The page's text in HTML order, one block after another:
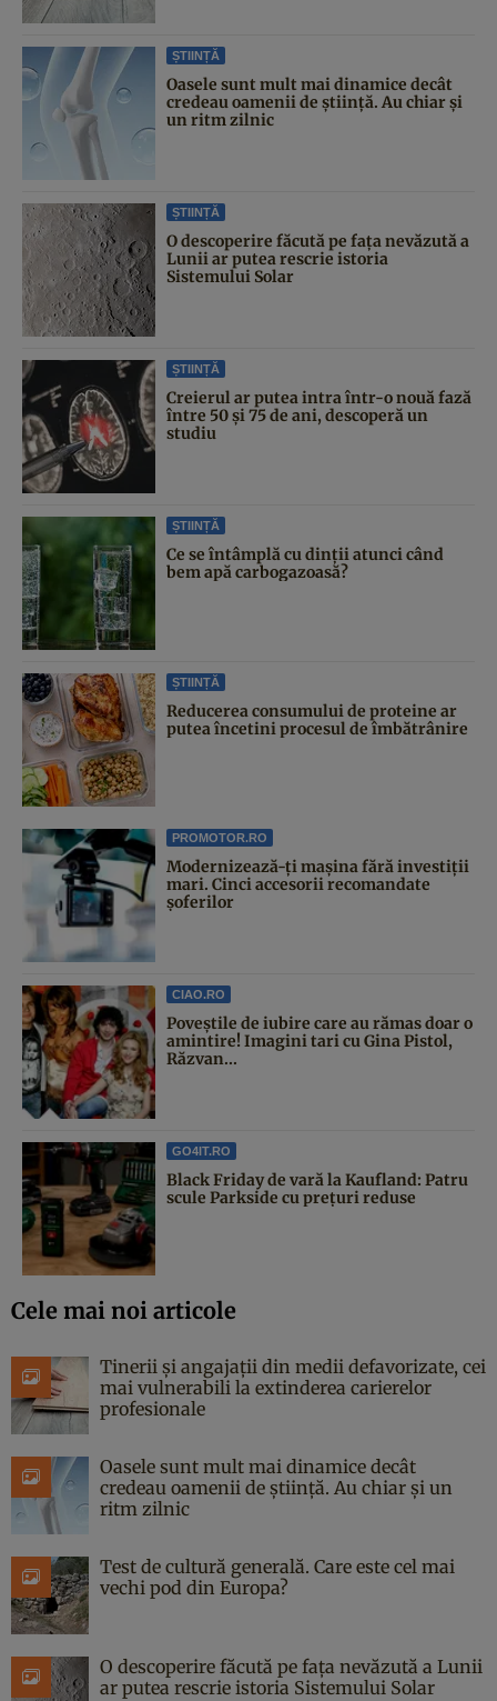
ȘTIINȚĂ
Oasele sunt mult mai dinamice decât
credeau oamenii de știință. Au chiar și
un ritm zilnic
ȘTIINȚĂ
O descoperire făcută pe fața nevăzută a
Lunii ar putea rescrie istoria
Sistemului Solar
ȘTIINȚĂ
Creierul ar putea intra într-o nouă fază
între 50 și 75 de ani, descoperă un
studiu
ȘTIINȚĂ
Ce se întâmplă cu dinții atunci când
bem apă carbogazoasă?
ȘTIINȚĂ
Reducerea consumului de proteine ar
putea încetini procesul de îmbătrânire
PROMOTOR.RO
Modernizează-ți mașina fără investiții
mari. Cinci accesorii recomandate
șoferilor
CIAO.RO
Poveştile de iubire care au rămas doar o
amintire! Imagini tari cu Gina Pistol,
Răzvan...
GO4IT.RO
Black Friday de vară la Kaufland: Patru
scule Parkside cu prețuri reduse
Cele mai noi articole
Tinerii și angajații din medii defavorizate, cei
mai vulnerabili la extinderea carierelor
profesionale
Oasele sunt mult mai dinamice decât
credeau oamenii de știință. Au chiar și un
ritm zilnic
Test de cultură generală. Care este cel mai
vechi pod din Europa?
O descoperire făcută pe fața nevăzută a Lunii
ar putea rescrie istoria Sistemului Solar